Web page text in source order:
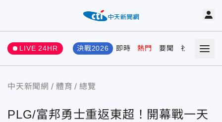
LIVE 24HR 決戰2026 即時 熱門 要聞 社會 娛樂
中天新聞網 體育 總覽
PLG/富邦勇士重返東超！開幕戰一天